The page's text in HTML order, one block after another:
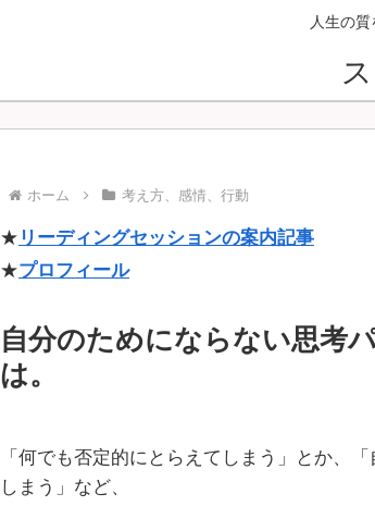
人生の
ホーム 考え方、感情、行動
★ リーディングセッションの案内記事
★プロフィール
自分のためにならない思考
は。
「何でも否定的にとらえてしまう」とか、
しまう」など、